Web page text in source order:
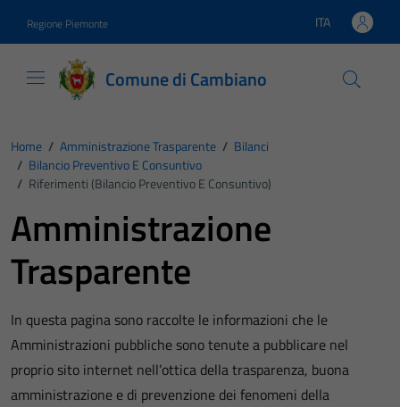
Regione Piemonte Lingua attiva:
ITA
Comune di Cambiano
Home / Amministrazione Trasparente / Bilanci
/ Bilancio Preventivo E Consuntivo
/ Riferimenti (Bilancio Preventivo E Consuntivo)
Amministrazione
Trasparente
In questa pagina sono raccolte le informazioni che le
Amministrazioni pubbliche sono tenute a pubblicare nel
proprio sito internet nell’ottica della trasparenza, buona
amministrazione e di prevenzione dei fenomeni della